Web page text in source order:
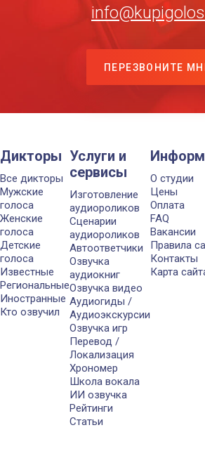
ПЕРЕЗВОНИТЕ
Дикторы
Все дикторы
Мужские
голоса
Женские
голоса
Детские
голоса
Известные
Региональные
Иностранные
Кто озвучил
Услуги и
сервисы
Изготовление
аудиороликов
Сценарии
аудиороликов
Автоответчики
Озвучка
аудиокниг
Озвучка видео
Аудиогиды /
Аудиоэкскурсии
Озвучка игр
Перевод /
Локализация
Хрономер
Школа вокала
ИИ озвучка
Рейтинги
Статьи
О студии
Цены
Оплата
FAQ
Вакансии
Правила
Контакты
Карта